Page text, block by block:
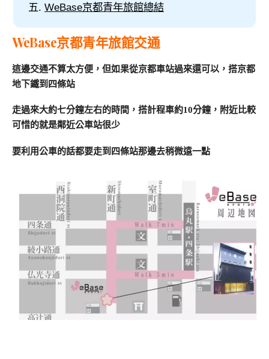
WeBase京都青年旅館總結
WeBase京都青年旅館交通
這邊交通不算太方便，但如果從京都車站過來還可以，搭京都
地下鐵到四條站
走過來大約七分鐘左右的時間，搭計程車約10分鐘，附近比較
可惜的就是鄰近公車站很少
要利用公車的話都要走到四條站那邊去稍微遠一點